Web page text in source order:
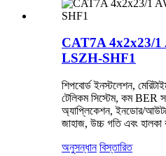
CAT7A 4x2x23/1
LSZH-SHF1
শিপবোর্ড ইনস্টলেশন,
টেলিকম সিস্টেম, কম BER
অ্যাপ্লিকেশন, ইনডোর/
জাহাজ, উচ্চ গতি এবং
অনুসন্ধান বিস্তারিত